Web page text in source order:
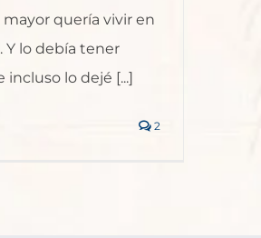
quería vivir en
Y lo debía tener
lo dejé [...]
2